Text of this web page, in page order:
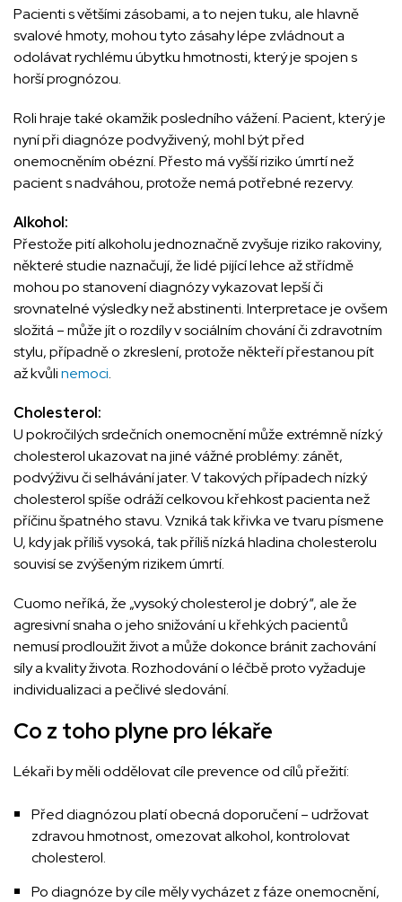
Pacienti s většími zásobami, a to nejen tuku, ale hlavně
svalové hmoty, mohou tyto zásahy lépe zvládnout a
odolávat rychlému úbytku hmotnosti, který je spojen s
horší prognózou.
Roli hraje také okamžik posledního vážení. Pacient, který je
nyní při diagnóze podvyživený, mohl být před
onemocněním obézní. Přesto má vyšší riziko úmrtí než
pacient s nadváhou, protože nemá potřebné rezervy.
Alkohol:
Přestože pití alkoholu jednoznačně zvyšuje riziko rakoviny,
některé studie naznačují, že lidé pijící lehce až střídmě
mohou po stanovení diagnózy vykazovat lepší či
srovnatelné výsledky než abstinenti. Interpretace je ovšem
složitá – může jít o rozdíly v sociálním chování či zdravotním
stylu, případně o zkreslení, protože někteří přestanou pít
až kvůlinemoci.
Cholesterol:
U pokročilých srdečních onemocnění může extrémně nízký
cholesterol ukazovat na jiné vážné problémy: zánět,
podvýživu či selhávání jater. V takových případech nízký
cholesterol spíše odráží celkovou křehkost pacienta než
příčinu špatného stavu. Vzniká tak křivka ve tvaru písmene
U, kdy jak příliš vysoká, tak příliš nízká hladina cholesterolu
souvisí se zvýšeným rizikem úmrtí.
Cuomo neříká, že „vysoký cholesterol je dobrý“, ale že
agresivní snaha o jeho snižování u křehkých pacientů
nemusí prodloužit život a může dokonce bránit zachování
síly a kvality života. Rozhodování o léčbě proto vyžaduje
individualizaci a pečlivé sledování.
Co z toho plyne pro lékaře
Lékaři by měli oddělovat cíle prevence od cílů přežití:
Před diagnózou platí obecná doporučení – udržovat
zdravou hmotnost, omezovat alkohol, kontrolovat
cholesterol.
Po diagnóze by cíle měly vycházet z fáze onemocnění,